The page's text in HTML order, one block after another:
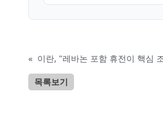
« 이란, "레바논 포함 휴전이 핵심
목록보기